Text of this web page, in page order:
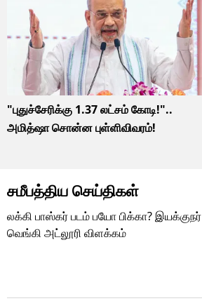
"புதுச்சேரிக்கு 1.37 லட்சம் கோடி!"..
அமித்ஷா சொன்ன புள்ளிவிவரம்!
சமீபத்திய செய்திகள்
லக்கி பாஸ்கர் படம் பயோ பிக்கா? இயக்குநர்
வெங்கி அட்லூரி விளக்கம்